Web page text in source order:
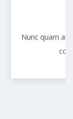
arc pretium quis
conse tetur diam